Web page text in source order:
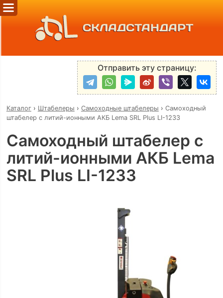
СКЛАДСТАНДАРТ
Отправить эту страницу:
Каталог› Штабелеры › Самоходные штабелеры › Самоходный
штабелер с литий-ионными АКБ Lema SRL Plus LI-1233
Самоходный штабелер с
литий-ионными АКБ Lema
SRL Plus LI-1233